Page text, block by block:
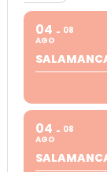
04
AGO
08
04
AGO
08